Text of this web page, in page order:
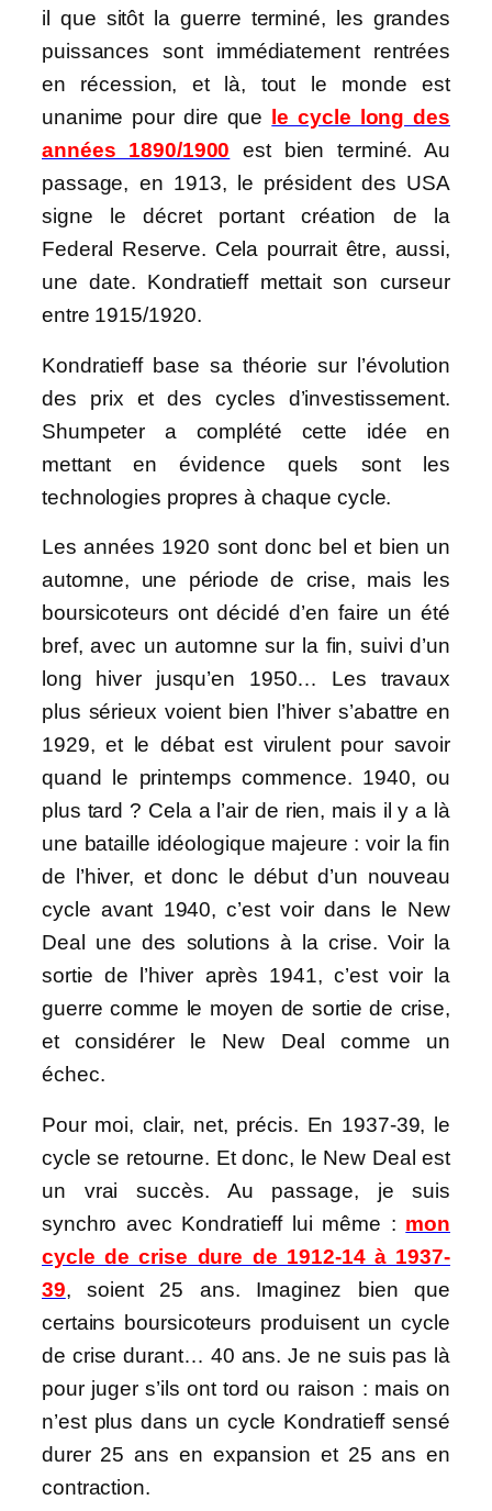
il que sitôt la guerre terminé, les grandes
puissances sont immédiatement rentrées
en récession, et là, tout le monde est
unanime pour dire que
le cycle long des
années 1890/1900 est bien terminé. Au
passage, en 1913, le président des USA
signe le décret portant création de la
Federal Reserve. Cela pourrait être, aussi,
une date. Kondratieff mettait son curseur
entre 1915/1920.
Kondratieff base sa théorie sur l’évolution
des prix et des cycles d’investissement.
Shumpeter a complété cette idée en
mettant en évidence quels sont les
technologies propres à chaque cycle.
Les années 1920 sont donc bel et bien un
automne, une période de crise, mais les
boursicoteurs ont décidé d’en faire un été
bref, avec un automne sur la fin, suivi d’un
long hiver jusqu’en 1950… Les travaux
plus sérieux voient bien l’hiver s’abattre en
1929, et le débat est virulent pour savoir
quand le printemps commence. 1940, ou
plus tard ? Cela a l’air de rien, mais il y a là
une bataille idéologique majeure : voir la fin
de l’hiver, et donc le début d’un nouveau
cycle avant 1940, c’est voir dans le New
Deal une des solutions à la crise. Voir la
sortie de l’hiver après 1941, c’est voir la
guerre comme le moyen de sortie de crise,
et considérer le New Deal comme un
échec.
Pour moi, clair, net, précis. En 1937-39, le
cycle se retourne. Et donc, le New Deal est
un vrai succès. Au passage, je suis
synchro avec Kondratieff lui même : mon
cycle de crise dure de 1912-14 à 1937-
39, soient 25 ans. Imaginez bien que
certains boursicoteurs produisent un cycle
de crise durant… 40 ans. Je ne suis pas là
pour juger s’ils ont tord ou raison : mais on
n’est plus dans un cycle Kondratieff sensé
durer 25 ans en expansion et 25 ans en
contraction.